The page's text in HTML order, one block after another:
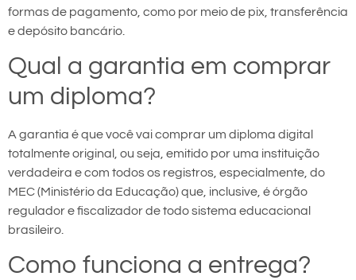
formas de pagamento, como por meio de pix, transferência
e depósito bancário.
Qual a garantia em comprar
um diploma?
A garantia é que você vai comprar um diploma digital
totalmente original, ou seja, emitido por uma instituição
verdadeira e com todos os registros, especialmente, do
MEC (Ministério da Educação) que, inclusive, é órgão
regulador e fiscalizador de todo sistema educacional
brasileiro.
Como funciona a entrega?